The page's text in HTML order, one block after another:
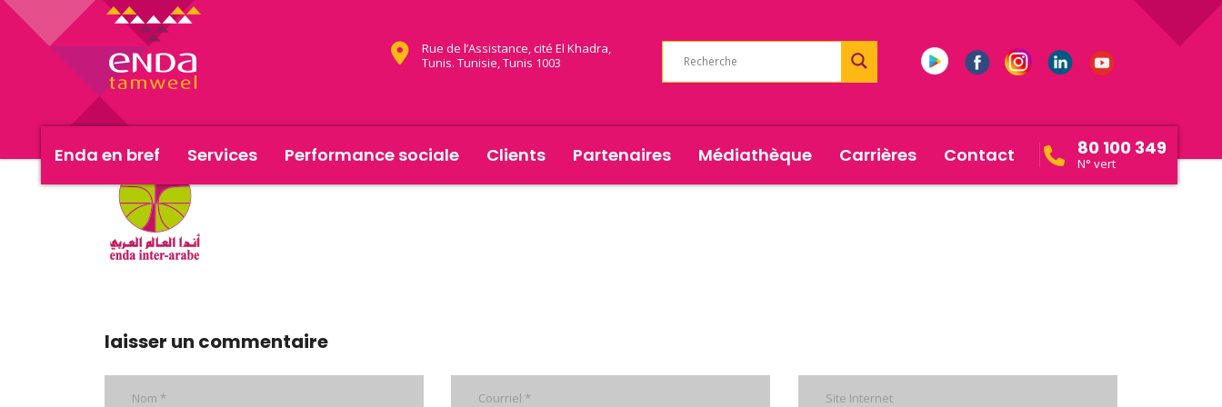
Rue de l’Assistance, cité El Khadra,
Tunis. Tunisie, Tunis 1003
Enda en bref Services Performance sociale Clients Partenaires Médiathèque Carrières Contact 80 100 349
N° vert
laisser un commentaire